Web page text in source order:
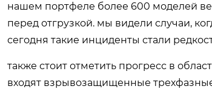
нашем портфеле более 600 моделей
перед отгрузкой. мы видели случаи,
сегодня такие инциденты стали
также стоит отметить прогресс в
входят взрывозащищенные